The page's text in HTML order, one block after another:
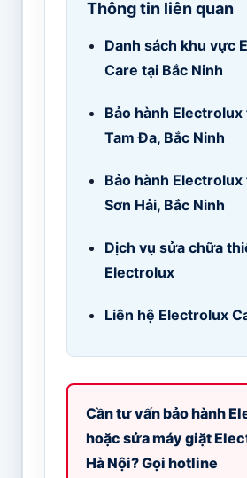
Thông tin liên quan
Danh sách khu vực
Care tại Bắc Ninh
Bảo hành Electrolux
Tam Đa, Bắc Ninh
Bảo hành Electrolux
Sơn Hải, Bắc Ninh
Dịch vụ sửa chữa
Electrolux
Liên hệ Electrolux
Cần tư vấn bảo hành
hoặc sửa máy giặt
Hà Nội? Gọi hotline